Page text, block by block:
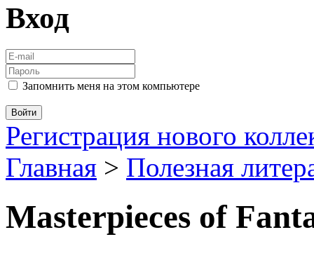
Вход
Запомнить меня на этом компьютере
Регистрация нового
Главная > Полезная
Masterpieces of